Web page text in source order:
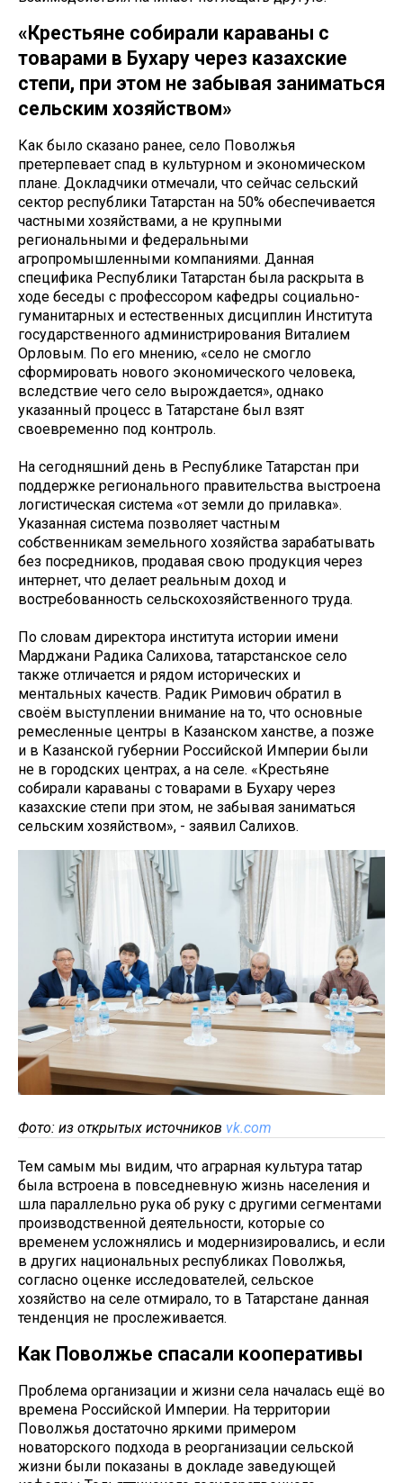
«Крестьяне собирали караваны с
товарами в Бухару через казахские
степи, при этом не забывая заниматься
сельским хозяйством»
Как было сказано ранее, село Поволжья
претерпевает спад в культурном и экономическом
плане. Докладчики отмечали, что сейчас сельский
сектор республики Татарстан на 50% обеспечивается
частными хозяйствами, а не крупными
региональными и федеральными
агропромышленными компаниями. Данная
специфика Республики Татарстан была раскрыта в
ходе беседы с профессором кафедры социально-
гуманитарных и естественных дисциплин Института
государственного администрирования Виталием
Орловым. По его мнению, «село не смогло
сформировать нового экономического человека,
вследствие чего село вырождается», однако
указанный процесс в Татарстане был взят
своевременно под контроль.
На сегодняшний день в Республике Татарстан при
поддержке регионального правительства выстроена
логистическая система «от земли до прилавка».
Указанная система позволяет частным
собственникам земельного хозяйства зарабатывать
без посредников, продавая свою продукция через
интернет, что делает реальным доход и
востребованность сельскохозяйственного труда.
По словам директора института истории имени
Марджани Радика Салихова, татарстанское село
также отличается и рядом исторических и
ментальных качеств. Радик Римович обратил в
своём выступлении внимание на то, что основные
ремесленные центры в Казанском ханстве, а позже
и в Казанской губернии Российской Империи были
не в городских центрах, а на селе. «Крестьяне
собирали караваны с товарами в Бухару через
казахские степи при этом, не забывая заниматься
сельским хозяйством», - заявил Салихов.
Фото: из открытых источников vk.com
Тем самым мы видим, что аграрная культура татар
была встроена в повседневную жизнь населения и
шла параллельно рука об руку с другими сегментами
производственной деятельности, которые со
временем усложнялись и модернизировались, и если
в других национальных республиках Поволжья,
согласно оценке исследователей, сельское
хозяйство на селе отмирало, то в Татарстане данная
тенденция не прослеживается.
Как Поволжье спасали кооперативы
Проблема организации и жизни села началась ещё во
времена Российской Империи. На территории
Поволжья достаточно яркими примером
новаторского подхода в реорганизации сельской
жизни были показаны в докладе заведующей